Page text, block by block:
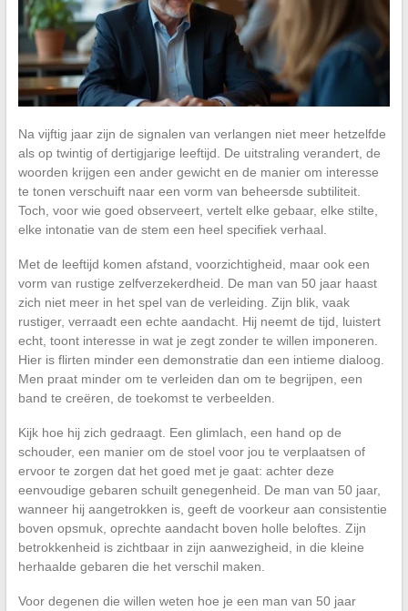
Na vijftig jaar zijn de signalen van verlangen niet meer hetzelfde
als op twintig of dertigjarige leeftijd. De uitstraling verandert, de
woorden krijgen een ander gewicht en de manier om interesse
te tonen verschuift naar een vorm van beheersde subtiliteit.
Toch, voor wie goed observeert, vertelt elke gebaar, elke stilte,
elke intonatie van de stem een heel specifiek verhaal.
Met de leeftijd komen afstand, voorzichtigheid, maar ook een
vorm van rustige zelfverzekerdheid. De man van 50 jaar haast
zich niet meer in het spel van de verleiding. Zijn blik, vaak
rustiger, verraadt een echte aandacht. Hij neemt de tijd, luistert
echt, toont interesse in wat je zegt zonder te willen imponeren.
Hier is flirten minder een demonstratie dan een intieme dialoog.
Men praat minder om te verleiden dan om te begrijpen, een
band te creëren, de toekomst te verbeelden.
Kijk hoe hij zich gedraagt. Een glimlach, een hand op de
schouder, een manier om de stoel voor jou te verplaatsen of
ervoor te zorgen dat het goed met je gaat: achter deze
eenvoudige gebaren schuilt genegenheid. De man van 50 jaar,
wanneer hij aangetrokken is, geeft de voorkeur aan consistentie
boven opsmuk, oprechte aandacht boven holle beloftes. Zijn
betrokkenheid is zichtbaar in zijn aanwezigheid, in die kleine
herhaalde gebaren die het verschil maken.
Voor degenen die willen weten hoe je een man van 50 jaar